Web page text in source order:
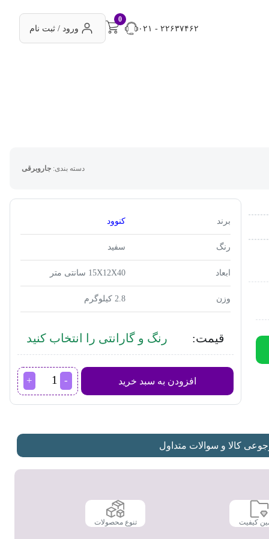
۰۲۱ - ۲۲۶۳۷۴۶۲
0
ورود / ثبت نام
دسته بندی: جاروبرقی
برند کنوود
رنگ سفید
ابعاد 15X12X40 سانتی متر
وزن 2.8 کیلوگرم
قیمت: رنگ و گارانتی را انتخاب کنید
افزودن به سبد خرید
جاروشارژی
کنوود
کالا و سوالات متداول
کیفیت تنوع محصولات